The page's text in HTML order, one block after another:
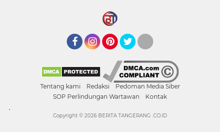
Tentang kami Redaksi
Pedoman Media Siber
SOP Perlindungan Wartawan
Kontak
.
Copyright © 2026 BERITA TANGERANG .CO.ID